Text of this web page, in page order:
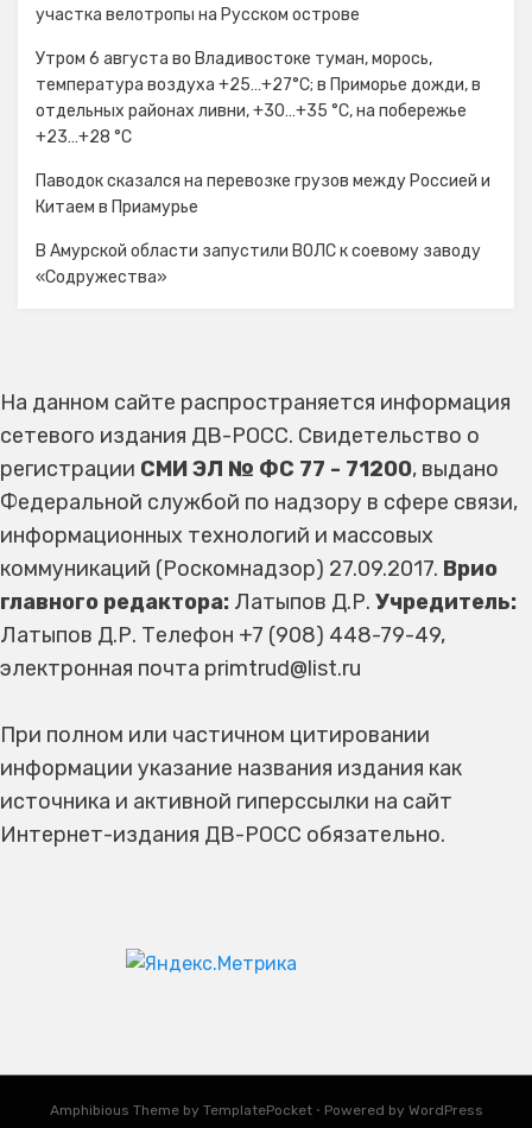
участка велотропы на Русском острове
Утром 6 августа во Владивостоке туман, морось,
температура воздуха +25…+27°С; в Приморье дожди, в
отдельных районах ливни, +30…+35 °C, на побережье
+23…+28 °C
Паводок сказался на перевозке грузов между Россией и
Китаем в Приамурье
В Амурской области запустили ВОЛС к соевому заводу
«Содружества»
На данном сайте распространяется информация
сетевого издания ДВ-РОСС. Свидетельство о
регистрации СМИ ЭЛ № ФС 77 - 71200, выдано
Федеральной службой по надзору в сфере связи,
информационных технологий и массовых
коммуникаций (Роскомнадзор) 27.09.2017. Врио
главного редактора: Латыпов Д.Р. Учредитель:
Латыпов Д.Р. Телефон +7 (908) 448-79-49,
электронная почта primtrud@list.ru
При полном или частичном цитировании
информации указание названия издания как
источника и активной гиперссылки на сайт
Интернет-издания ДВ-РОСС обязательно.
Amphibious Theme by TemplatePocket ⋅ Powered by WordPress